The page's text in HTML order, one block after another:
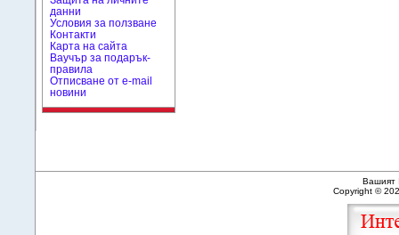
данни
Условия за ползване
Контакти
Карта на сайта
Ваучър за подарък-
правила
Отписване от e-mail
новини
Вашият
Copyright ©